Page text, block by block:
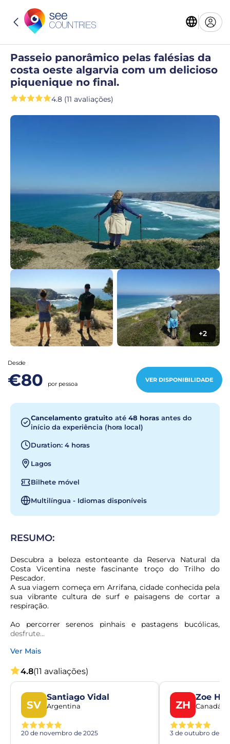
Passeio panorâmico pelas falésias da
costa oeste algarvia com um delicioso
piquenique no final.
4.8 (11 avaliações)
+2
Desde
€80 por pessoa
VER DISPONIBILIDADE
Cancelamento gratuito até 48 horas antes do
início da experiência (hora local)
Duration: 4 horas
Lagos
Bilhete móvel
Multilíngua - Idiomas disponíveis
RESUMO:
Descubra a beleza estonteante da Reserva Natural da
Costa Vicentina neste fascinante troço do Trilho do
Pescador.
A sua viagem começa em Arrifana, cidade conhecida pela
sua vibrante cultura de surf e paisagens de cortar a
respiração.
Ao percorrer serenos pinhais e pastagens bucólicas,
desfrute...
Ver Mais
4.8(11 avaliações)
SV
Santiago Vidal
Argentina
20 de novembro de 2025
ZH
Zoe
Canadá
3 de outubro de